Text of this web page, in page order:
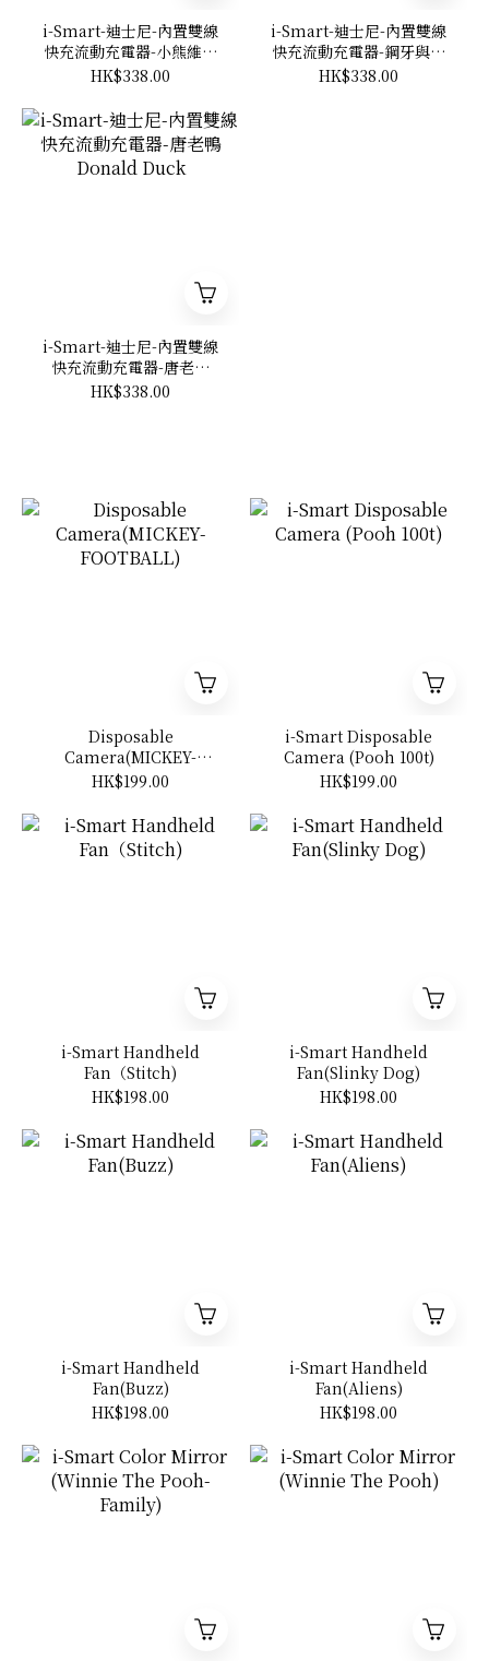
i-Smart-迪士尼-內置雙線
快充流動充電器-小熊維尼
Winnie The Pooh
HK$338.00
i-Smart-迪士尼-內置雙線
快充流動充電器-鋼牙與大
鼻 Chip 'n Dale
HK$338.00
i-Smart-迪士尼-內置雙線
快充流動充電器-唐老鴨
Donald Duck
HK$338.00
Disposable
Camera(MICKEY-
FOOTBALL)
HK$199.00
i-Smart Disposable
Camera (Pooh 100t)
HK$199.00
i-Smart Handheld
Fan（Stitch)
HK$198.00
i-Smart Handheld
Fan(Slinky Dog)
HK$198.00
i-Smart Handheld
Fan(Buzz)
HK$198.00
i-Smart Handheld
Fan(Aliens)
HK$198.00